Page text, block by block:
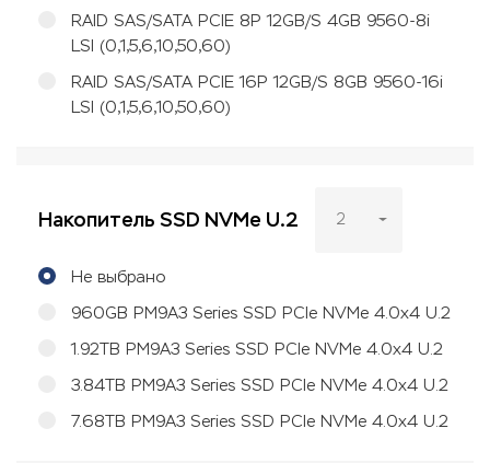
RAID SAS/SATA PCIE 8P 12GB/S 4GB 9560-8i
LSI (0,1,5,6,10,50,60)
RAID SAS/SATA PCIE 16P 12GB/S 8GB 9560-16i
LSI (0,1,5,6,10,50,60)
Накопитель SSD NVMe U.2 2
Не выбрано
960GB PM9A3 Series SSD PCIe NVMe 4.0x4 U.2
1.92TB PM9A3 Series SSD PCIe NVMe 4.0x4 U.2
3.84TB PM9A3 Series SSD PCIe NVMe 4.0x4 U.2
7.68TB PM9A3 Series SSD PCIe NVMe 4.0x4 U.2